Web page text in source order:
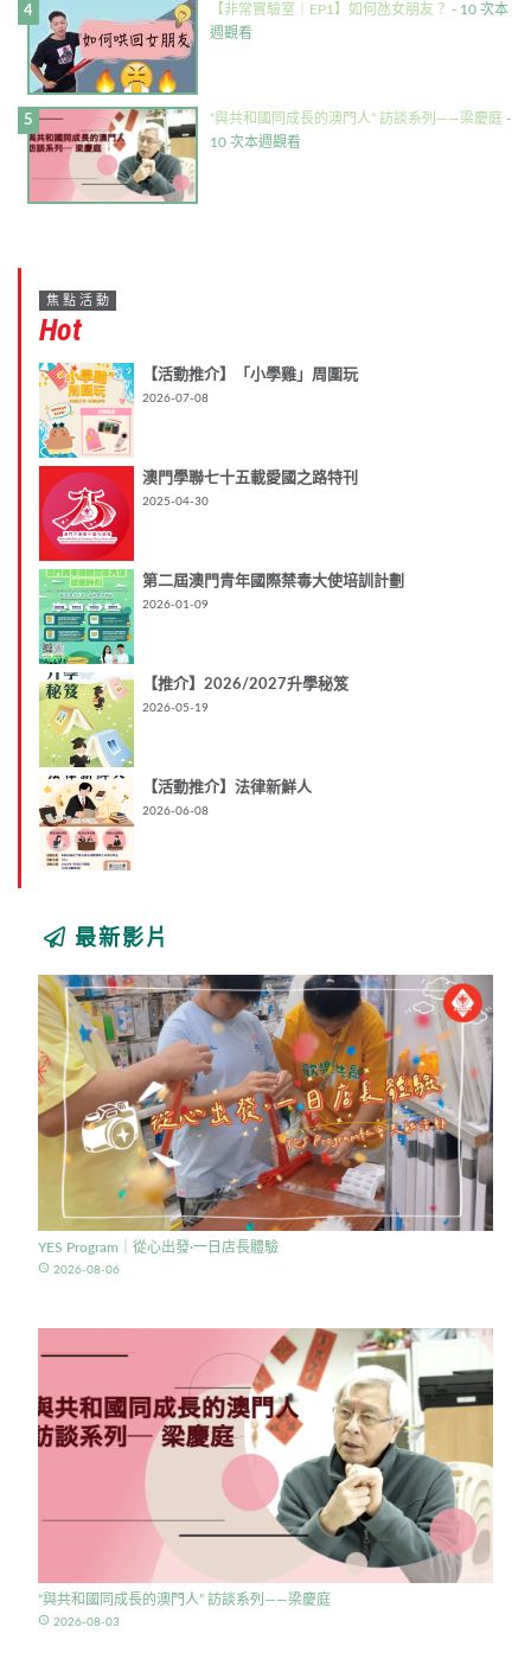
【非常實驗室｜EP1】如何氹女朋友？ - 10 次本
週觀看
“與共和國同成長的澳門人” 訪談系列——梁慶庭 -
10 次本週觀看
焦點活動
Hot
【活動推介】「小學雞」周圍玩
2026-07-08
澳門學聯七十五載愛國之路特刊
2025-04-30
第二屆澳門青年國際禁毒大使培訓計劃
2026-01-09
【推介】2026/2027升學秘笈
2026-05-19
【活動推介】法律新鮮人
2026-06-08
最新影片
YES Program｜從心出發·一日店長體驗
access_time 2026-08-06
“與共和國同成長的澳門人” 訪談系列——梁慶庭
access_time 2026-08-03